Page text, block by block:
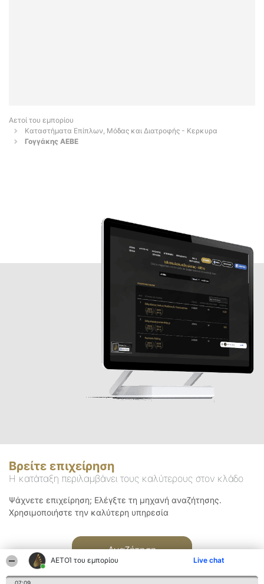
ΑΕΤΟΊ του εμπορίου Live chat
Αετοί του εμπορίου
Καταστήματα Επίπλων, Μόδας και Διατροφής - Κερκυρα
Γογγάκης ΑΕΒΕ
Βρείτε επιχείρηση
Η κατάταξη περιλαμβάνει τους καλύτερους στον κλάδο
Ψάχνετε επιχείρηση; Ελέγξτε τη μηχανή αναζήτησης.
Χρησιμοποιήστε την καλύτερη υπηρεσία
Αναζήτηση